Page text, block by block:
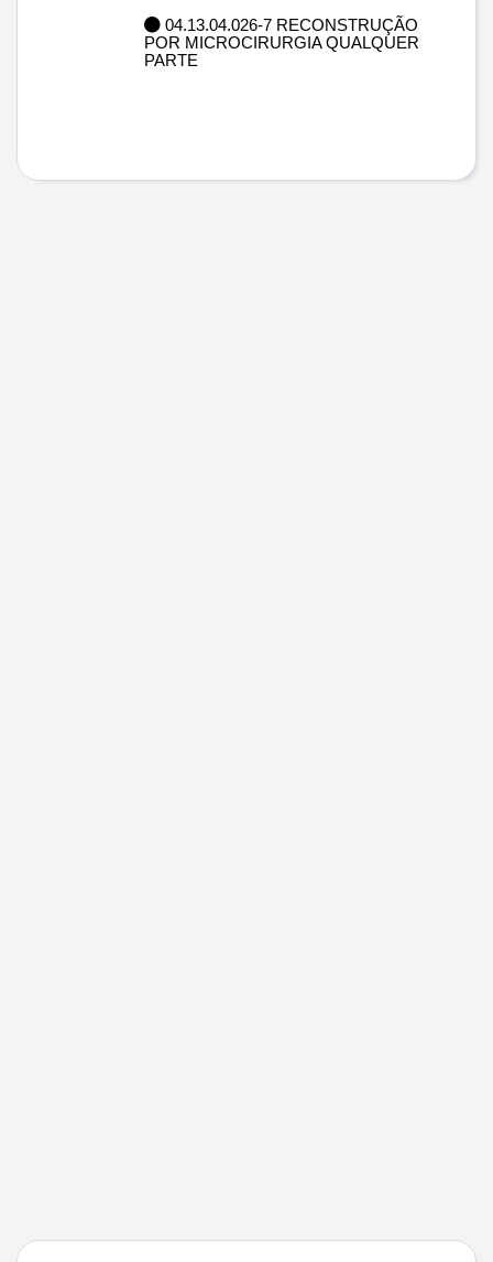
04.13.04.026-7 RECONSTRUÇÃO
POR MICROCIRURGIA QUALQUER
PARTE